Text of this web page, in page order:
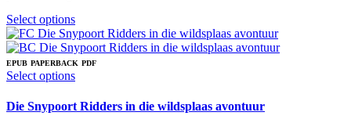
page
Select optionsThis
product
has
multiple
variants.
options
EPUB PAPERBACK PDF
Select optionsThis
has
Die Snypoort Ridders in die wildsplaas avontuur